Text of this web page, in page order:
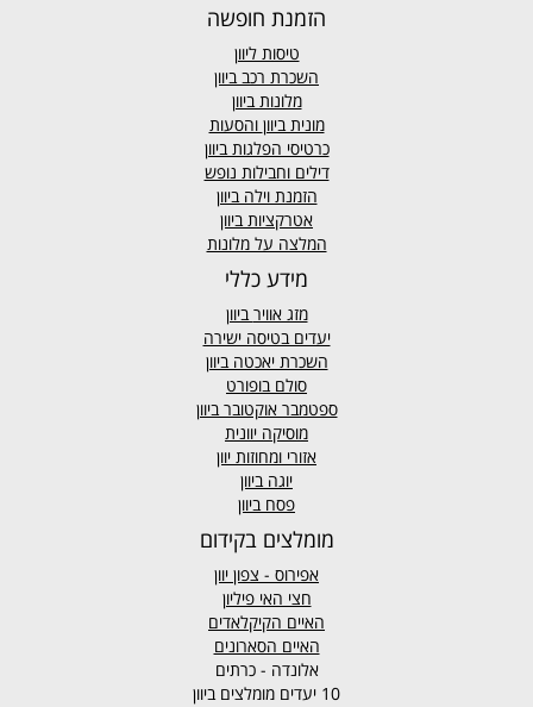
הזמנת חופשה
טיסות ליוון
השכרת רכב ביוון
מלונות ביוון
מונית ביוון והסעות
כרטיסי הפלגות ביוון
דילים וחבילות נופש
הזמנת וילה ביוון
אטרקציות ביוון
המלצה על מלונות
מידע כללי
מזג אוויר ביוון
יעדים בטיסה ישירה
השכרת יאכטה ביוון
סולם בופורט
ספטמבר אוקטובר ביוון
מוסיקה יוונית
אזורי ומחוזות יוון
יוגה ביוון
פסח ביוון
מומלצים בקידום
אפירוס - צפון יוון
חצי האי פיליון
האיים הקיקלאדים
האיים הסארונים
אלונדה - כרתים
10 יעדים מומלצים ביוון